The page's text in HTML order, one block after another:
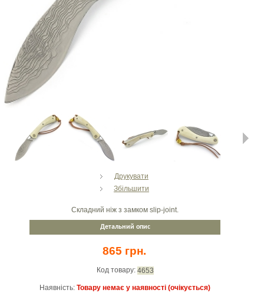
Друкувати
Збільшити
Складний ніж з замком slip-joint.
Детальний опис
865 грн.
Код товару: 4653
Наявність: Товару немає у наявності (очікується)